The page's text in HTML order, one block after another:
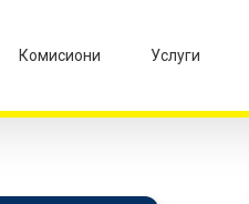
Комисиони Услуги